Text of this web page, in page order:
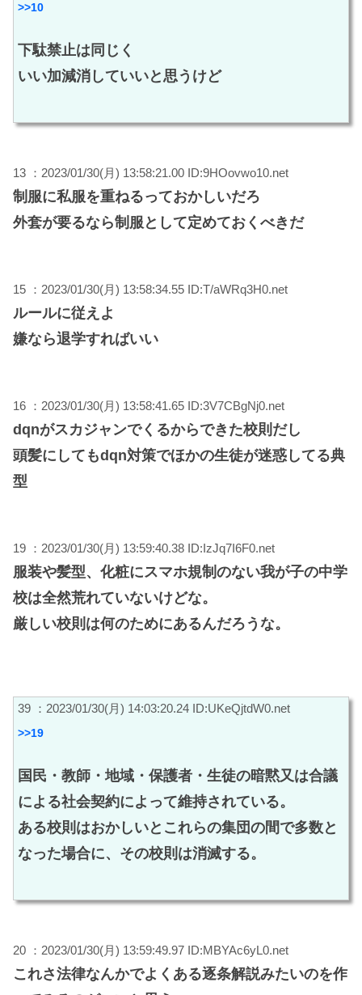
>>10
下駄禁止は同じく
いい加減消していいと思うけど
13 ：2023/01/30(月) 13:58:21.00 ID:9HOovwo10.net
制服に私服を重ねるっておかしいだろ
外套が要るなら制服として定めておくべきだ
15 ：2023/01/30(月) 13:58:34.55 ID:T/aWRq3H0.net
ルールに従えよ
嫌なら退学すればいい
16 ：2023/01/30(月) 13:58:41.65 ID:3V7CBgNj0.net
dqnがスカジャンでくるからできた校則だし
頭髪にしてもdqn対策でほかの生徒が迷惑してる典
型
19 ：2023/01/30(月) 13:59:40.38 ID:IzJq7I6F0.net
服装や髪型、化粧にスマホ規制のない我が子の中学
校は全然荒れていないけどな。
厳しい校則は何のためにあるんだろうな。
39 ：2023/01/30(月) 14:03:20.24 ID:UKeQjtdW0.net
>>19
国民・教師・地域・保護者・生徒の暗黙又は合議
による社会契約によって維持されている。
ある校則はおかしいとこれらの集団の間で多数と
なった場合に、その校則は消滅する。
20 ：2023/01/30(月) 13:59:49.97 ID:MBYAc6yL0.net
これさ法律なんかでよくある逐条解説みたいのを作